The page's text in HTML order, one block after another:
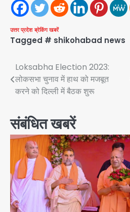
उत्तर प्रदेश ब्रेकिंग खबरें
Tagged # shikohabad news
Post
navigation
Loksabha Election 2023:
लोकसभा चुनाव में हाथ को मजबूत
करने को दिल्ली में बैठक शुरू
संबंधित खबरें